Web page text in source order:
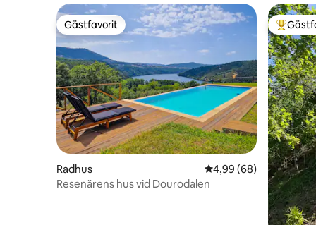
Gästfavorit
Gästfavorit
Radhus 4,99 av 5 i
4,99 (68)
Resenärens hus vid Dourodalen